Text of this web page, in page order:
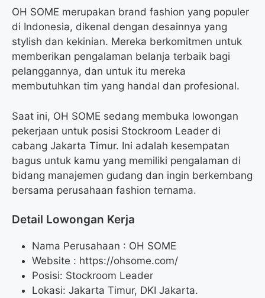
OH SOME merupakan brand fashion yang populer
di Indonesia, dikenal dengan desainnya yang
stylish dan kekinian. Mereka berkomitmen untuk
memberikan pengalaman belanja terbaik bagi
pelanggannya, dan untuk itu mereka
membutuhkan tim yang handal dan profesional.
Saat ini, OH SOME sedang membuka lowongan
pekerjaan untuk posisi Stockroom Leader di
cabang Jakarta Timur. Ini adalah kesempatan
bagus untuk kamu yang memiliki pengalaman di
bidang manajemen gudang dan ingin berkembang
bersama perusahaan fashion ternama.
Detail Lowongan Kerja
Nama Perusahaan : OH SOME
Website : https://ohsome.com/
Posisi: Stockroom Leader
Lokasi: Jakarta Timur, DKI Jakarta.